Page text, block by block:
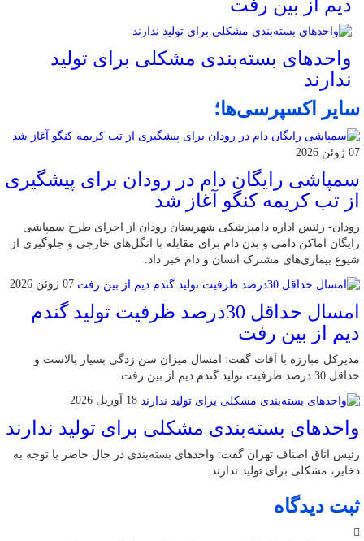
دیم از بین رفت
واحد‌های بسته‌بندی مشکلی برای تولید
ندارند
سایر اکسپرسی‌ها؛
07 ژوئن 2026
سمپاشی رایگان دام در رودان برای پیشگیری
از تب کریمه کنگو آغاز شد
رودان- رئیس اداره دامپزشکی شهرستان رودان از اجرای طرح سمپاشی
رایگان اماکن دامی و بدن دام برای مقابله با انگل‌های خارجی و جلوگیری از
شیوع بیماری‌های مشترک انسان و دام خبر داد.
07 ژوئن 2026
امسال حداقل 30درصد ظرفیت تولید گندم
دیم از بین رفت
مدیرکل مبارزه با آفات گفت: امسال میزان سن زدگی بسیار بالاست و
حداقل 30 درصد ظرفیت تولید گندم دیم از بین رفت.
18 آوریل 2026
واحد‌های بسته‌بندی مشکلی برای تولید ندارند
رئیس اتاق اصناف تهران گفت: واحد‌های بسته‌بندی در حال حاضر با توجه به
ذخایر، مشکلی برای تولید ندارند.
ثبت دیدگاه